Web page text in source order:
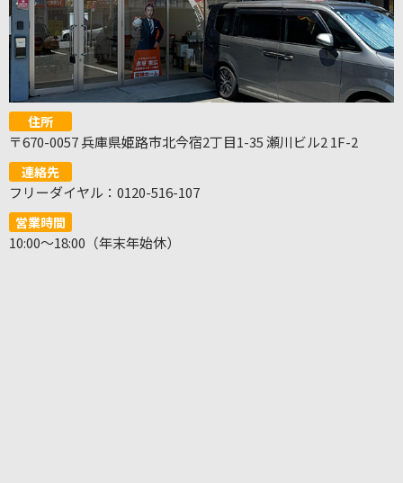
住所
〒670-0057 兵庫県姫路市北今宿2丁目1-35 瀬川ビル2 1F-2
連絡先
フリーダイヤル：0120-516-107
営業時間
10:00～18:00（年末年始休）